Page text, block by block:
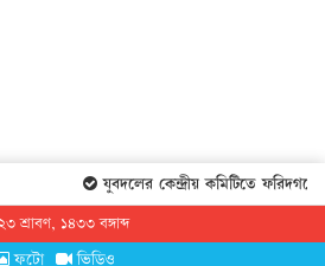
যুবদলের কেন্দ্রীয় কমিটিতে ফরিদগঞ্জের
শ্রাবণ, ১৪৩৩ বঙ্গাব্দ
ফটো ভিডিও